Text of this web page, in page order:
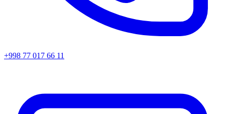
+998 77 017 66 11